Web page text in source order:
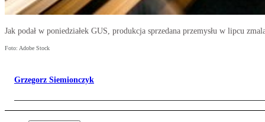
Jak podał w poniedziałek GUS, produkcja sprzedana przemysłu w lipcu
Foto: Adobe Stock
Grzegorz Siemionczyk